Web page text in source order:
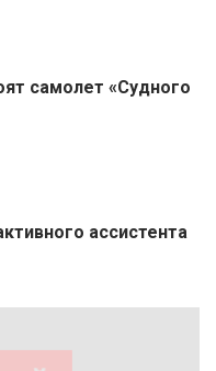
самолет «Судного
ассистента